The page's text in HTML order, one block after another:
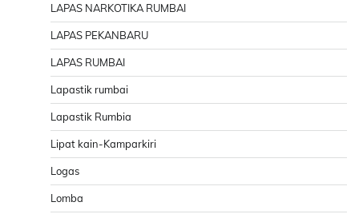
LAPAS NARKOTIKA RUMBAI
LAPAS PEKANBARU
LAPAS RUMBAI
Lapastik rumbai
Lapastik Rumbia
Lipat kain-Kamparkiri
Logas
Lomba